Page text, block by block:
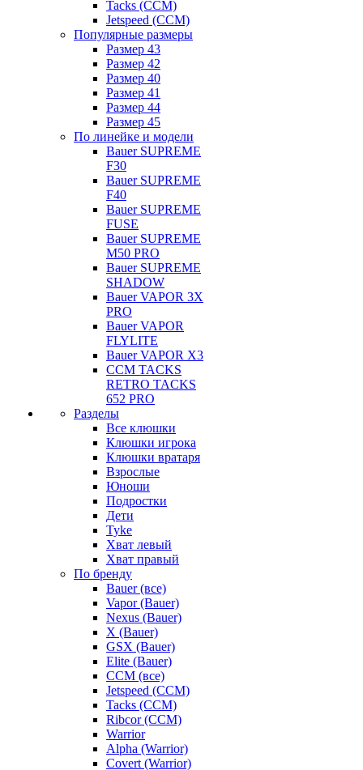
Tacks (CCM)
Jetspeed (CCM)
Популярные размеры
Размер 43
Размер 42
Размер 40
Размер 41
Размер 44
Размер 45
По линейке и модели
Bauer SUPREME
F30
Bauer SUPREME
F40
Bauer SUPREME
FUSE
Bauer SUPREME
M50 PRO
Bauer SUPREME
SHADOW
Bauer VAPOR 3X
PRO
Bauer VAPOR
FLYLITE
Bauer VAPOR X3
CCM TACKS
RETRO TACKS
652 PRO
Разделы
Все клюшки
Клюшки игрока
Клюшки вратаря
Взрослые
Юноши
Подростки
Дети
Tyke
Хват левый
Хват правый
По бренду
Bauer (все)
Vapor (Bauer)
Nexus (Bauer)
X (Bauer)
GSX (Bauer)
Elite (Bauer)
CCM (все)
Jetspeed (CCM)
Tacks (CCM)
Ribcor (CCM)
Warrior
Alpha (Warrior)
Covert (Warrior)